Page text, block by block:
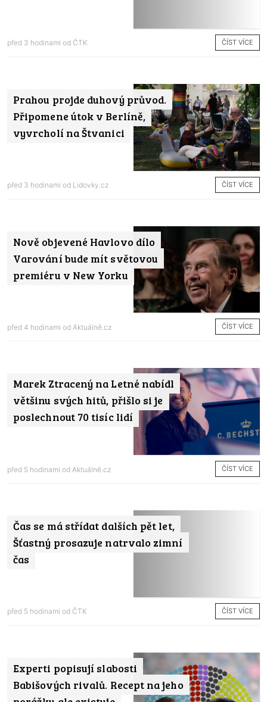
před 3 hodinami od ČTK ČÍST VÍCE
Prahou projde duhový průvod.
Připomene útok v Berlíně,
vyvrcholí na Štvanici
před 3 hodinami od Lidovky.cz ČÍST VÍCE
Nově objevené Havlovo dílo
Varování bude mít světovou
premiéru v New Yorku
před 4 hodinami od Aktuálně.cz ČÍST VÍCE
Marek Ztracený na Letné nabídl
většinu svých hitů, přišlo si je
poslechnout 70 tisíc lidí
před 5 hodinami od Aktuálně.cz ČÍST VÍCE
Čas se má střídat dalších pět let,
Šťastný prosazuje natrvalo zimní
čas
před 5 hodinami od ČTK ČÍST VÍCE
Experti popisují slabosti
Babišových rivalů. Recept na jeho